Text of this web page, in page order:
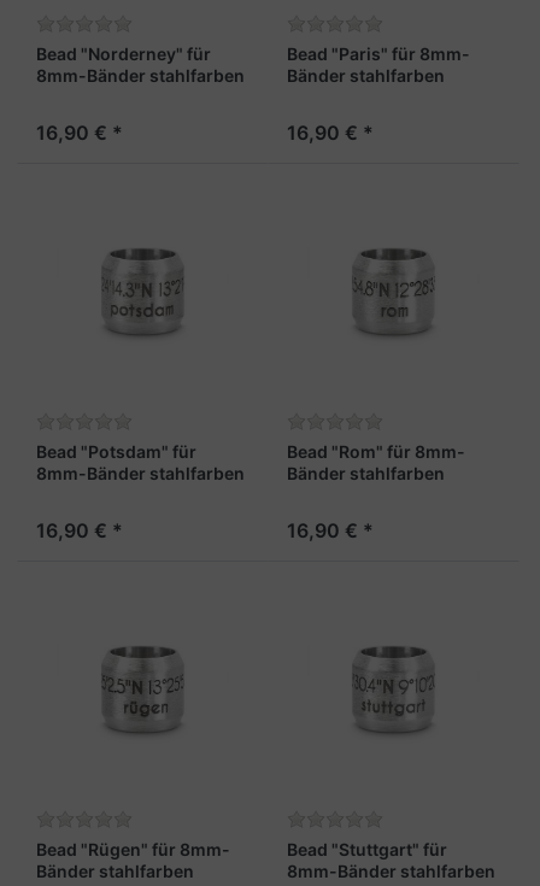
Bead "Norderney" für
8mm-Bänder stahlfarben
16,90 € *
Bead "Paris" für 8mm-
Bänder stahlfarben
16,90 € *
Bead "Potsdam" für
8mm-Bänder stahlfarben
16,90 € *
Bead "Rom" für 8mm-
Bänder stahlfarben
16,90 € *
Bead "Rügen" für 8mm-
Bänder stahlfarben
Bead "Stuttgart" für
8mm-Bänder stahlfarben